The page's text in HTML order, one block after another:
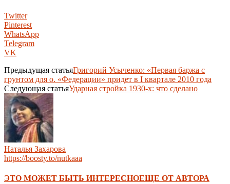
Twitter
Pinterest
WhatsApp
Telegram
VK
Предыдущая статьяГригорий Усыченко: «Первая баржа с
грунтом для о. «Федерации» придет в I квартале 2010 года
Следующая статьяУдарная стройка 1930-х: что сделано
Наталья Захарова
https://boosty.to/nutkaaa
ЭТО МОЖЕТ БЫТЬ ИНТЕРЕСНОЕЩЕ ОТ АВТОРА